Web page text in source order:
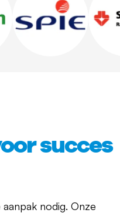
succes
nodig. Onze